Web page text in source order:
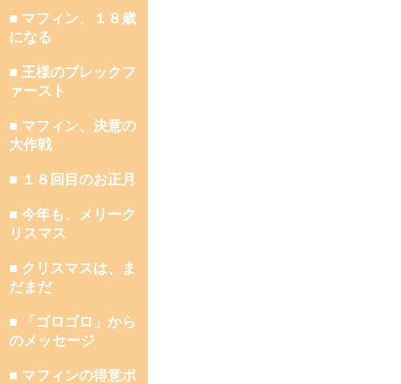
■ マフィン、１８歳
になる
■ 王様のブレックフ
ァースト
■ マフィン、決意の
大作戦
■ １８回目のお正月
■ 今年も、メリーク
リスマス
■ クリスマスは、ま
だまだ
■ 「ゴロゴロ」から
のメッセージ
■ マフィンの得意ポ